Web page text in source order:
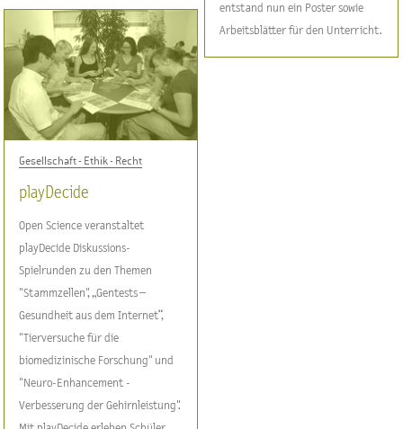
entstand nun ein Poster sowie
Arbeitsblätter für den Unterricht.
Gesellschaft - Ethik - Recht
playDecide
Open Science veranstaltet
playDecide Diskussions-
Spielrunden zu den Themen
"Stammzellen", „Gentests –
Gesundheit aus dem Internet“,
"Tierversuche für die
biomedizinische Forschung" und
"Neuro-Enhancement -
Verbesserung der Gehirnleistung".